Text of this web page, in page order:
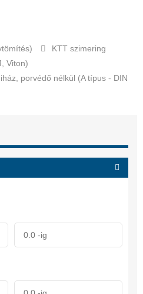
KTT szimering
Viton)
porvédő nélkül (A típus - DIN